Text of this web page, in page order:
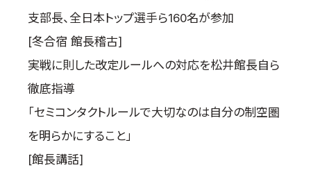
Language
English
支部長、全日本トップ選手ら160名が参加
[冬合宿 館長稽古]
実戦に則した改定ルールへの対応を松井館長自ら
徹底指導
「セミコンタクトルールで大切なのは自分の制空圏
を明らかにすること」
[館長講話]